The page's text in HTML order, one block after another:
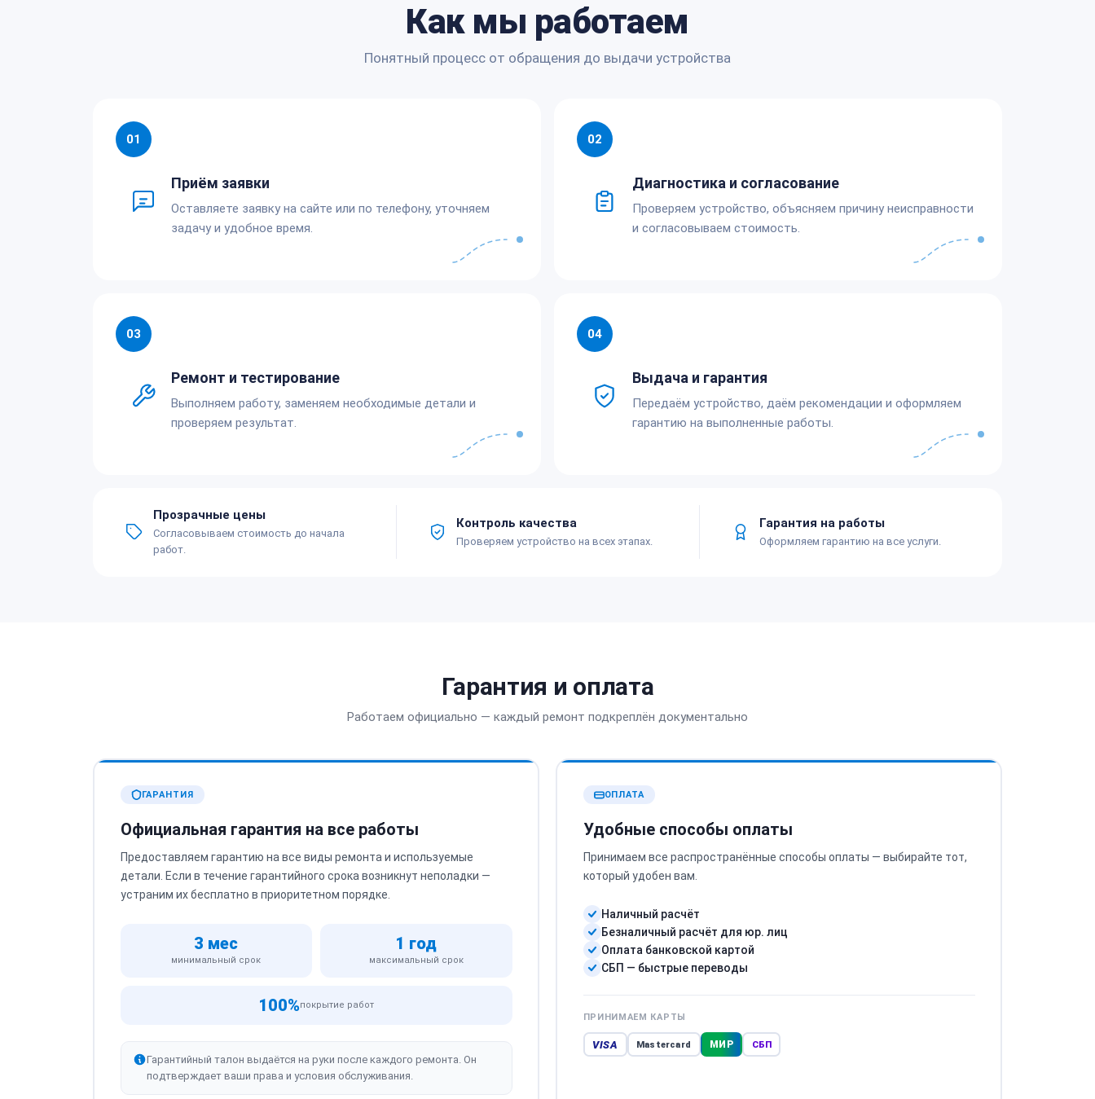
Как мы работаем
Понятный процесс от обращения до выдачи устройства
01
Приём заявки
Оставляете заявку на сайте или по телефону, уточняем
задачу и удобное время.
02
Диагностика и согласование
Проверяем устройство, объясняем причину неисправности
и согласовываем стоимость.
03
Ремонт и тестирование
Выполняем работу, заменяем необходимые детали и
проверяем результат.
04
Выдача и гарантия
Передаём устройство, даём рекомендации и оформляем
гарантию на выполненные работы.
Прозрачные цены
Согласовываем стоимость до начала
работ.
Контроль качества
Проверяем устройство на всех этапах.
Гарантия на работы
Оформляем гарантию на все услуги.
Гарантия и оплата
Работаем официально — каждый ремонт подкреплён документально
ГАРАНТИЯ
Официальная гарантия на все работы
Предоставляем гарантию на все виды ремонта и используемые
детали. Если в течение гарантийного срока возникнут неполадки —
устраним их бесплатно в приоритетном порядке.
3 мес
минимальный срок
1 год
максимальный срок
100%покрытие работ
Гарантийный талон выдаётся на руки после каждого ремонта. Он
подтверждает ваши права и условия обслуживания.
ОПЛАТА
Удобные способы оплаты
Принимаем все распространённые способы оплаты — выбирайте тот,
который удобен вам.
Наличный расчёт
Безналичный расчёт для юр. лиц
Оплата банковской картой
СБП — быстрые переводы
ПРИНИМАЕМ КАРТЫ
VISA Mastercard МИР СБП